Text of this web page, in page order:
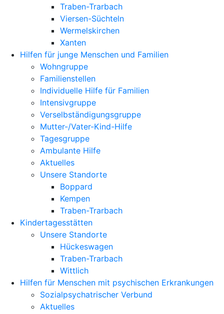
Traben-Trarbach
Viersen-Süchteln
Wermelskirchen
Xanten
Hilfen für junge Menschen und Familien
Wohngruppe
Familienstellen
Individuelle Hilfe für Familien
Intensivgruppe
Verselbständigungsgruppe
Mutter-/Vater-Kind-Hilfe
Tagesgruppe
Ambulante Hilfe
Aktuelles
Unsere Standorte
Boppard
Kempen
Traben-Trarbach
Kindertagesstätten
Unsere Standorte
Hückeswagen
Traben-Trarbach
Wittlich
Hilfen für Menschen mit psychischen Erkrankungen
Sozialpsychatrischer Verbund
Aktuelles